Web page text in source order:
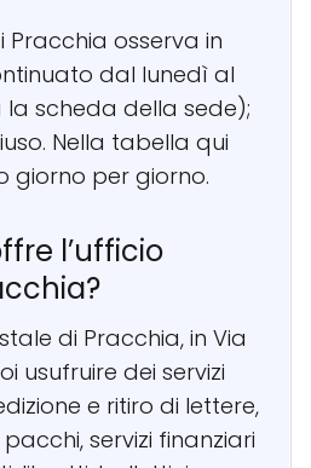
Pracchia osserva in
dal lunedì al
scheda della sede);
Nella tabella qui
giorno per giorno.
l’ufficio
di Pracchia, in Via
usufruire dei servizi
e ritiro di lettere,
servizi finanziari